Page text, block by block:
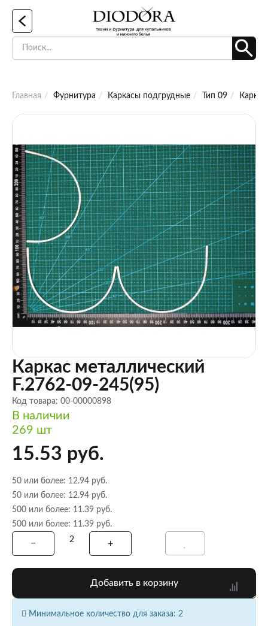
Главная Фурнитура Каркасы подгрудные Тип 09
Каркас металлический
F.2762-09-245(95)
Код товара: 00-00000898
В наличии
269 шт
15.53 руб.
50 или более: 12.94 руб.
50 или более: 12.94 руб.
500 или более: 11.39 руб.
500 или более: 11.39 руб.
Добавить в корзину
Минимальное количество для заказа: 2